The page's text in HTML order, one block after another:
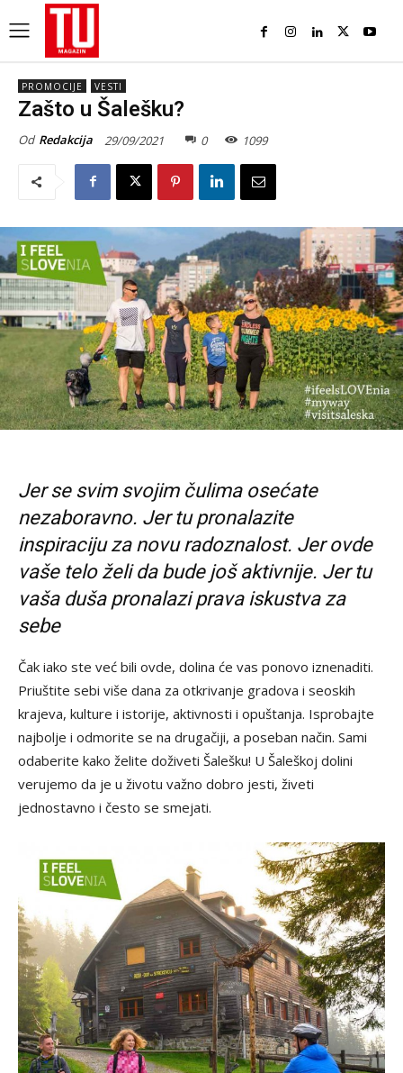
PROMOCIJE VESTI
Zašto u Šalešku?
Od Redakcija 29/09/2021 0 1099
Jer se svim svojim čulima osećate
nezaboravno. Jer tu pronalazite
inspiraciju za novu radoznalost. Jer ovde
vaše telo želi da bude još aktivnije. Jer tu
vaša duša pronalazi prava iskustva za
sebe
Čak iako ste već bili ovde, dolina će vas ponovo iznenaditi.
Priuštite sebi više dana za otkrivanje gradova i seoskih
krajeva, kulture i istorije, aktivnosti i opuštanja. Isprobajte
najbolje i odmorite se na drugačiji, a poseban način. Sami
odaberite kako želite doživeti Šalešku! U Šaleškoj dolini
verujemo da je u životu važno dobro jesti, živeti
jednostavno i često se smejati.